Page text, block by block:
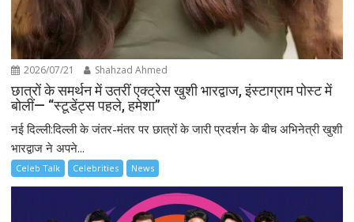
2026/07/21 Shahzad Ahmed
छात्रों के समर्थन में उतरीं एक्ट्रेस खुशी भारद्वाज, इंस्टाग्राम पोस्ट में
बोलीं— “स्टूडेंट्स पहले, हमेशा”
नई दिल्ली:दिल्ली के जंतर-मंतर पर छात्रों के जारी प्रदर्शन के बीच अभिनेत्री खुशी
भारद्वाज ने अपने...
Celeb Talk Celebrities News